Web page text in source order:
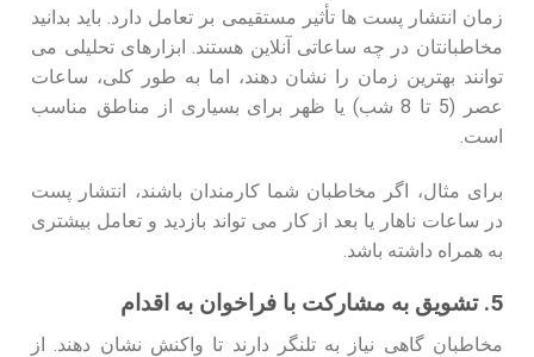
زمان انتشار پست‌ ها تأثیر مستقیمی بر تعامل دارد. باید بدانید
مخاطبانتان در چه ساعاتی آنلاین هستند. ابزارهای تحلیلی می‌
توانند بهترین زمان را نشان دهند، اما به‌ طور کلی، ساعات
عصر (5 تا 8 شب) یا ظهر برای بسیاری از مناطق مناسب
است.
برای مثال، اگر مخاطبان شما کارمندان باشند، انتشار پست
در ساعات ناهار یا بعد از کار می‌ تواند بازدید و تعامل بیشتری
به همراه داشته باشد.
5. تشویق به مشارکت با فراخوان به اقدام
مخاطبان گاهی نیاز به تلنگر دارند تا واکنش نشان دهند. از